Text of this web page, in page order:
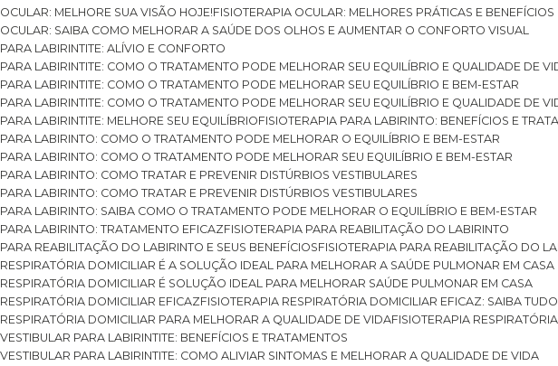
OCULAR: MELHORE SUA VISÃO HOJE! FISIOTERAPIA OCULAR: MELHORES PRÁTICAS E BENEFÍCIOS
OCULAR: SAIBA COMO MELHORAR A SAÚDE DOS OLHOS E AUMENTAR O CONFORTO VISUAL
PARA LABIRINTITE: ALÍVIO E CONFORTO
PARA LABIRINTITE: COMO O TRATAMENTO PODE MELHORAR SEU EQUILÍBRIO E QUALIDADE DE
PARA LABIRINTITE: COMO O TRATAMENTO PODE MELHORAR SEU EQUILÍBRIO E BEM-ESTAR
PARA LABIRINTITE: COMO O TRATAMENTO PODE MELHORAR SEU EQUILÍBRIO E QUALIDADE DE
PARA LABIRINTITE: MELHORE SEU EQUILÍBRIO
FISIOTERAPIA PARA LABIRINTO: BENEFÍCIOS E
PARA LABIRINTO: COMO O TRATAMENTO PODE MELHORAR O EQUILÍBRIO E BEM-ESTAR
PARA LABIRINTO: COMO O TRATAMENTO PODE MELHORAR SEU EQUILÍBRIO E BEM-ESTAR
PARA LABIRINTO: COMO TRATAR E PREVENIR DISTÚRBIOS VESTIBULARES
PARA LABIRINTO: COMO TRATAR E PREVENIR DISTÚRBIOS VESTIBULARES
PARA LABIRINTO: SAIBA COMO O TRATAMENTO PODE MELHORAR O EQUILÍBRIO E BEM-ESTAR
PARA LABIRINTO: TRATAMENTO EFICAZ FISIOTERAPIA PARA REABILITAÇÃO DO LABIRINTO
PARA REABILITAÇÃO DO LABIRINTO E SEUS BENEFÍCIOS
FISIOTERAPIA PARA REABILITAÇÃO DO
RESPIRATÓRIA DOMICILIAR É A SOLUÇÃO IDEAL PARA MELHORAR A SAÚDE PULMONAR EM CASA
RESPIRATÓRIA DOMICILIAR É SOLUÇÃO IDEAL PARA MELHORAR SAÚDE PULMONAR EM CASA
RESPIRATÓRIA DOMICILIAR EFICAZ FISIOTERAPIA RESPIRATÓRIA DOMICILIAR EFICAZ: SAIBA
RESPIRATÓRIA DOMICILIAR PARA MELHORAR A QUALIDADE DE VIDA FISIOTERAPIA
VESTIBULAR PARA LABIRINTITE: BENEFÍCIOS E TRATAMENTOS
VESTIBULAR PARA LABIRINTITE: COMO ALIVIAR SINTOMAS E MELHORAR A QUALIDADE DE VIDA